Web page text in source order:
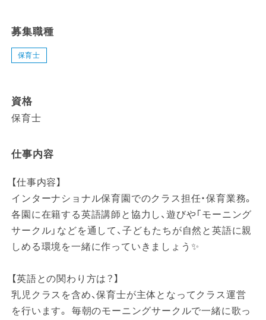
募集職種
保育士
資格
保育士
仕事内容
【仕事内容】
インターナショナル保育園でのクラス担任・保育業務。
各園に在籍する英語講師と協力し、遊びや「モーニング
サークル」などを通して、子どもたちが自然と英語に親
しめる環境を一緒に作っていきましょう✨
【英語との関わり方は？】
乳児クラスを含め、保育士が主体となってクラス運営
を行います。 毎朝のモーニングサークルで一緒に歌っ